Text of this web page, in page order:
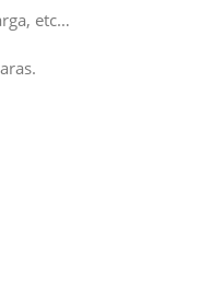
etc…